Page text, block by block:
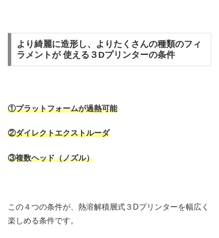
より綺麗に造形し、よりたくさんの種類のフィ
ラメントが 使える３Dプリンターの条件
①プラットフォームが過熱可能
②ダイレクトエクストルーダ
③複数ヘッド（ノズル）
この４つの条件が、熱溶解積層式３Dプリンターを幅広く
楽しめる条件です。